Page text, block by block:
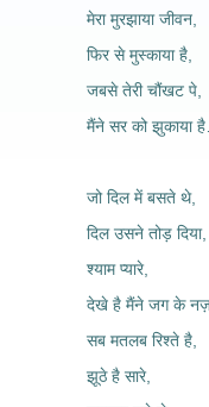
मेरा मुरझाया जीवन,
फिर से मुस्काया है,
जबसे तेरी चौंखट पे,
मैंने सर को झुकाया
जो दिल में बसते थे,
दिल उसने तोड़ दिया,
श्याम प्यारे,
देखे है मैंने जग के
सब मतलब रिश्ते है,
झूठे है सारे,